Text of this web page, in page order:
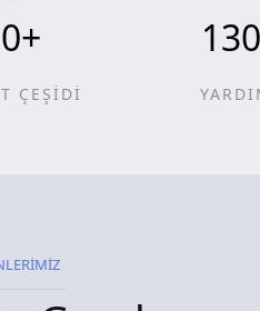
+
ÇEŞİDİ